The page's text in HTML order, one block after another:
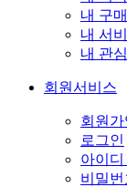
내 구
내 서
내 관
회원서비스
회원가
로그인
아이디
비밀번